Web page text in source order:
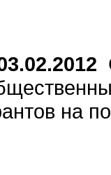
на